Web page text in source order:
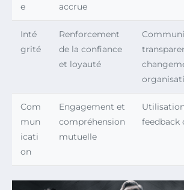
e
accrue
Inté
grité
Renforcement
de la confiance
et loyauté
Com
mun
icati
on
Engagement et
compréhension
mutuelle
feedback